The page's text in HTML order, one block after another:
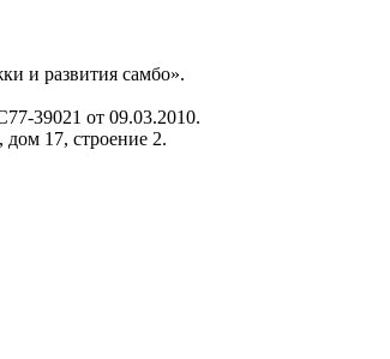
и развития самбо».
39021 от 09.03.2010.
17, строение 2.